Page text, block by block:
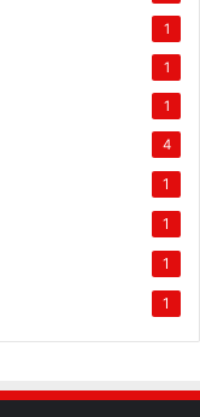
1
1
1
4
1
1
1
1